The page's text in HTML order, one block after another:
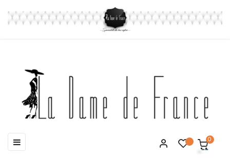
Basculer
la
☰ 0